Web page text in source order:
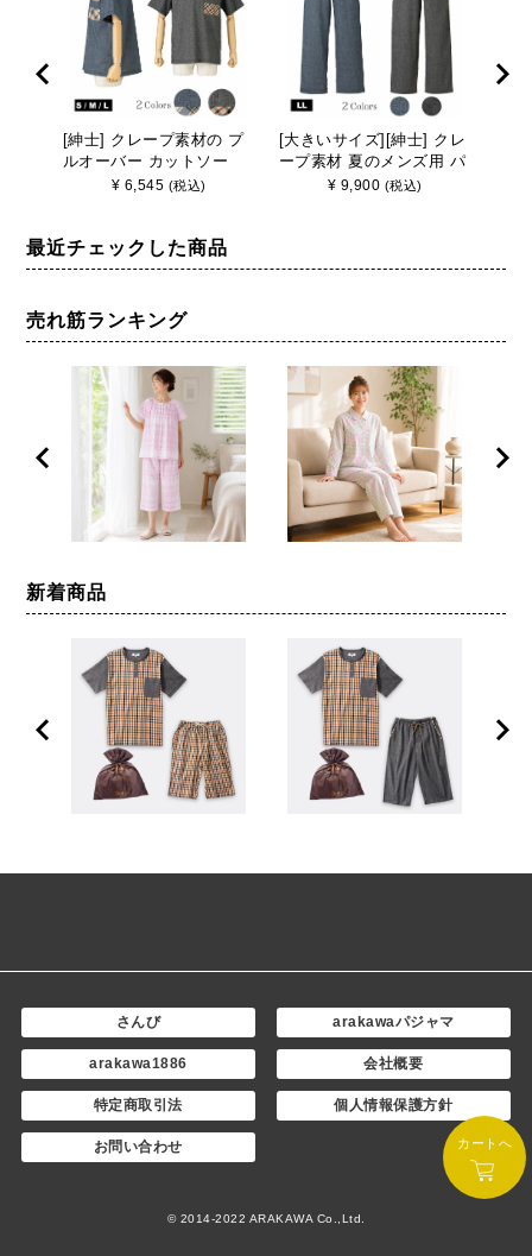
[紳士] クレープ素材の プ
ルオーバー カットソー
【DAKS】ダックス
¥ 6,545 (税込)
[大きいサイズ][紳士] クレ
ープ素材 夏のメンズ用 パ
ンツ 【DAKS】2L
¥ 9,900 (税込)
最近チェックした商品
売れ筋ランキング
新着商品
さんび arakawaパジャマ
arakawa1886 会社概要
特定商取引法 個人情報保護方針
お問い合わせ
© 2014-2022 ARAKAWA Co.,Ltd.
カートへ